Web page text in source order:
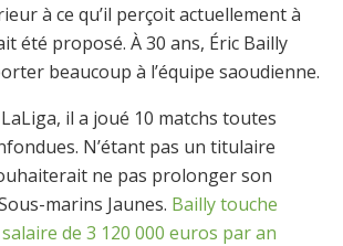
à ce qu’il perçoit actuellement à
été proposé. À 30 ans, Éric Bailly
beaucoup à l’équipe saoudienne.
il a joué 10 matchs toutes
N’étant pas un titulaire
ne pas prolonger son
marins Jaunes. Bailly touche
de 3 120 000 euros par an